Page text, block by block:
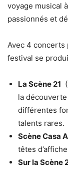
voyage musical
passionnés et
Avec 4 concerts
festival se
La Scène 21
la
différentes
talents rares.
Scène Casa
têtes
Sur la Scène